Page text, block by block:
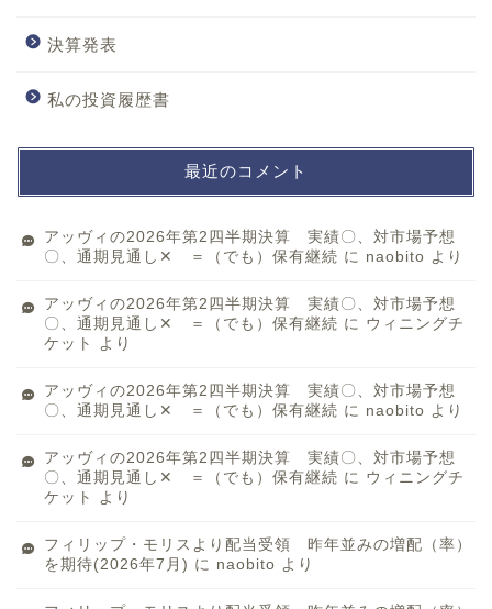
決算発表
私の投資履歴書
最近のコメント
アッヴィの2026年第2四半期決算 実績〇、対市場予想
〇、通期見通し✕ ＝（でも）保有継続 に naobito より
アッヴィの2026年第2四半期決算 実績〇、対市場予想
〇、通期見通し✕ ＝（でも）保有継続 に ウィニングチ
ケット
より
アッヴィの2026年第2四半期決算 実績〇、対市場予想
〇、通期見通し✕ ＝（でも）保有継続 に naobito より
アッヴィの2026年第2四半期決算 実績〇、対市場予想
〇、通期見通し✕ ＝（でも）保有継続 に ウィニングチ
ケット
より
フィリップ・モリスより配当受領 昨年並みの増配（率）
を期待(2026年7月) に naobito より